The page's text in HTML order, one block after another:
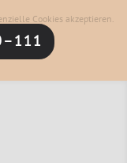
Cookies akzeptieren.